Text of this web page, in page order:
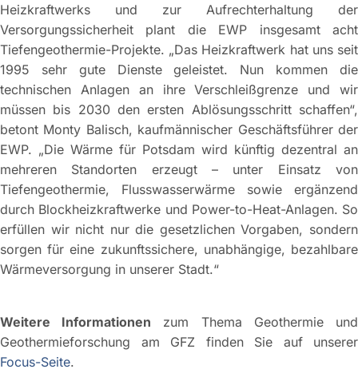
Heizkraftwerks und zur Aufrechterhaltung der
Versorgungssicherheit plant die EWP insgesamt acht
Tiefengeothermie-Projekte. „Das Heizkraftwerk hat uns seit
1995 sehr gute Dienste geleistet. Nun kommen die
technischen Anlagen an ihre Verschleißgrenze und wir
müssen bis 2030 den ersten Ablösungsschritt schaffen“,
betont Monty Balisch, kaufmännischer Geschäftsführer der
EWP. „Die Wärme für Potsdam wird künftig dezentral an
mehreren Standorten erzeugt – unter Einsatz von
Tiefengeothermie, Flusswasserwärme sowie ergänzend
durch Blockheizkraftwerke und Power-to-Heat-Anlagen. So
erfüllen wir nicht nur die gesetzlichen Vorgaben, sondern
sorgen für eine zukunftssichere, unabhängige, bezahlbare
Wärmeversorgung in unserer Stadt.“
Weitere Informationen zum Thema Geothermie und
Geothermieforschung am GFZ finden Sie auf unserer
Focus-Seite.